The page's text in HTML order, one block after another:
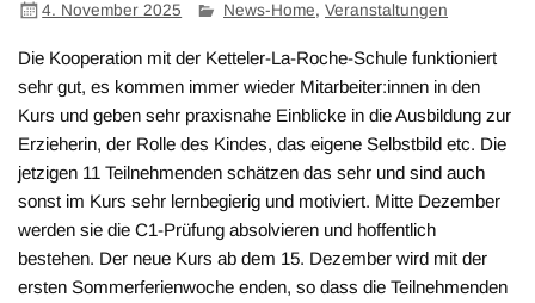
4. November 2025 News-Home,Veranstaltungen
Die Kooperation mit der Ketteler-La-Roche-Schule funktioniert
sehr gut, es kommen immer wieder Mitarbeiter:innen in den
Kurs und geben sehr praxisnahe Einblicke in die Ausbildung zur
Erzieherin, der Rolle des Kindes, das eigene Selbstbild etc. Die
jetzigen 11 Teilnehmenden schätzen das sehr und sind auch
sonst im Kurs sehr lernbegierig und motiviert. Mitte Dezember
werden sie die C1-Prüfung absolvieren und hoffentlich
bestehen. Der neue Kurs ab dem 15. Dezember wird mit der
ersten Sommerferienwoche enden, so dass die Teilnehmenden